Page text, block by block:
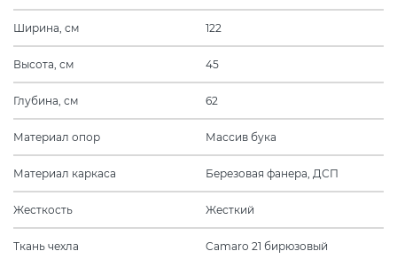
Ширина, см 122
Высота, см 45
Глубина, см 62
Материал опор Массив бука
Материал каркаса Березовая фанера, ДСП
Жесткость Жесткий
Ткань чехла Camaro 21 бирюзовый